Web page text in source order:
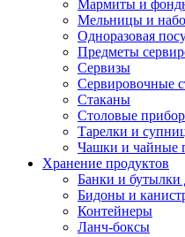
Мармиты и
Мельницы и
Одноразовая
Предметы
Сервизы
Сервировочные
Стаканы
Столовые
Тарелки и
Чашки и чайные
Хранение продуктов
Банки и бутылки
Бидоны и
Контейнеры
Ланч-боксы